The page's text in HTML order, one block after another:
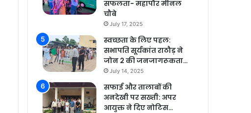
सफलता- महापौर मीनल
चौबे
July 17, 2025
स्वच्छता के लिए पहल:
सभापति सूर्यकांत राठौड़ ने
जोन 2 की जनजागरूकता…
July 14, 2025
सफाई और तालाबों की
अनदेखी पर सख्ती: अपर
आयुक्त ने दिए नोटिस…